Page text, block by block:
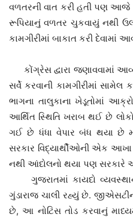
વળતરની વાત કરી હતી પણ
રૂપિયાનું વળતર ચુકવાયું નથી
કામગીરીમાં બાકાત કરી દેવામાં
કોંગ્રેસ દ્વારા જણાવવામાં
સર્વે કરવાની કામગીરીમાં
ભાગના તાલુકાના ખેડૂતોમાં
આર્થિત સ્થિતિ ખરાબ થઈ છે
ગઈ છે ધંધા વેપાર બંધ થયા છે
સરકાર વિદ્યાર્થીઓની એક આખા
નથી આંદોલનો થયા પણ સરકારે
ગુજરાતમાં કાયદો
ગુંડારાજ ચાલી રહ્યું છે.
છે, આ નોટિસ તોડ કરવાનું